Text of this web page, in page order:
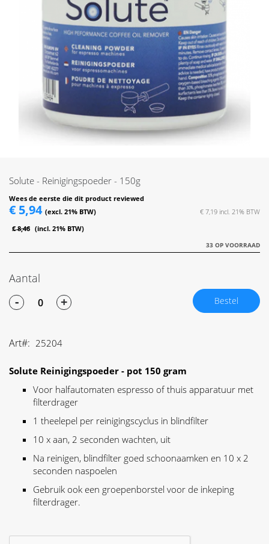
Solute - Reinigingspoeder - 150g
Wees de eerste die dit product reviewed
€ 5,94
€ 7,19
€ 8,46
33 OP VOORRAAD
Aantal
- + Bestel
Art 25204
Solute Reinigingspoeder - pot 150 gram
Voor halfautomaten espresso of thuis apparatuur met
filterdrager
1 theelepel per reinigingscyclus in blindfilter
10 x aan, 2 seconden wachten, uit
Na reinigen, blindfilter goed schoonaamken en 10 x 2
seconden naspoelen
Gebruik ook een groepenborstel voor de inkeping
filterdrager.
the
beginning
of
the
gallery